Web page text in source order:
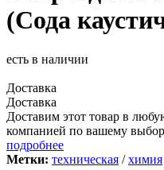
(Сода
есть в наличии
Доставка
Доставка
Доставим этот товар в
компанией по вашему
подробнее
Метки: техническая /химия